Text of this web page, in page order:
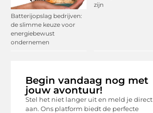
Batterijopslag bedrijven:
de slimme keuze voor
energiebewust
ondernemen
zijn
Begin vandaag nog met
jouw avontuur!
Stel het niet langer uit en meld je direct
aan. Ons platform biedt de perfecte